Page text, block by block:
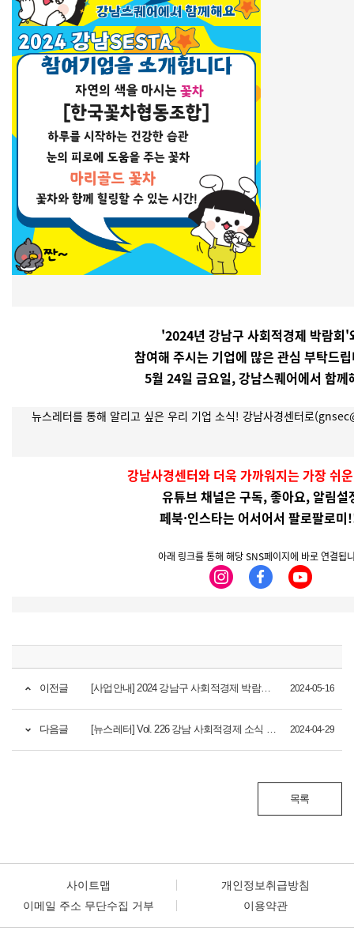
'2024년 강남구 사회적경제 박람회'
참여해 주시는 기업에 많은 관심 부탁드
5월 24일 금요일, 강남스퀘어에서 함께
뉴스레터를 통해 알리고 싶은 우리 기업 소식! 강남사경센터로
강남사경센터와 더욱 가까워지는 가장 쉬
유튜브 채널은 구독, 좋아요, 알림설
페북·인스타는 어서어서 팔로팔로
아래 링크를 통해 해당 SNS페이지에 바로 연결됩
이전글 [사업안내] 2024 강남구 사회적경제 박람회 '강남 SESTA' 개최 (5/24(금)) 2024-05-16
다음글 [뉴스레터] Vol. 226 강남 사회적경제 소식 안내 2024-04-29
목록
사이트맵
개인정보취급방침
이메일 주소 무단수집 거부
이용약관